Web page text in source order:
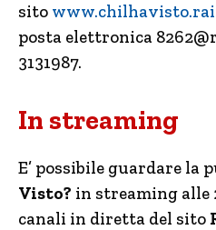
sito
posta elettronica
3131987.
In streaming
E’ possibile guardare la
Visto? in streaming alle
canali in diretta del sito